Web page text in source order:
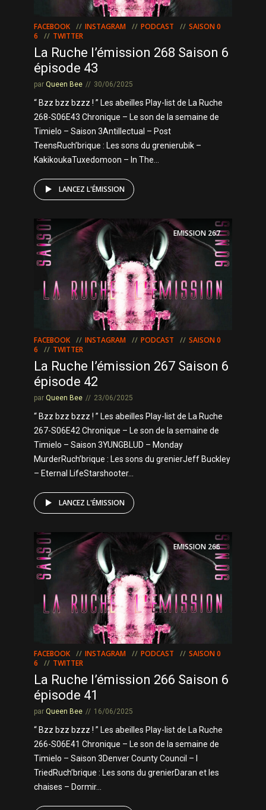
FACEBOOK INSTAGRAM PODCAST
SAISON 0
6
TWITTER
La Ruche l’émission 268 Saison 6
épisode 43
par Queen Bee 30/06/2025
“ Bzz bzz bzzz ! ” Les abeilles Play-list de La Ruche
268-S06E43 Chronique – Le son de la semaine de
Timielo – Saison 3Antillectual – Post
TeensRuch’brique : Les sons du grenierubik –
KakikoukaTuxedomoon – In The...
LANCEZ L'ÉMISSION
EMISSION 267
FACEBOOK INSTAGRAM PODCAST
SAISON 0
6
TWITTER
La Ruche l’émission 267 Saison 6
épisode 42
par Queen Bee 23/06/2025
“ Bzz bzz bzzz ! ” Les abeilles Play-list de La Ruche
267-S06E42 Chronique – Le son de la semaine de
Timielo – Saison 3YUNGBLUD – Monday
MurderRuch’brique : Les sons du grenierJeff Buckley
– Eternal LifeStarshooter...
LANCEZ L'ÉMISSION
EMISSION 266
FACEBOOK INSTAGRAM PODCAST
SAISON 0
6
TWITTER
La Ruche l’émission 266 Saison 6
épisode 41
par Queen Bee 16/06/2025
“ Bzz bzz bzzz ! ” Les abeilles Play-list de La Ruche
266-S06E41 Chronique – Le son de la semaine de
Timielo – Saison 3Denver County Council – I
TriedRuch’brique : Les sons du grenierDaran et les
chaises – Dormir...